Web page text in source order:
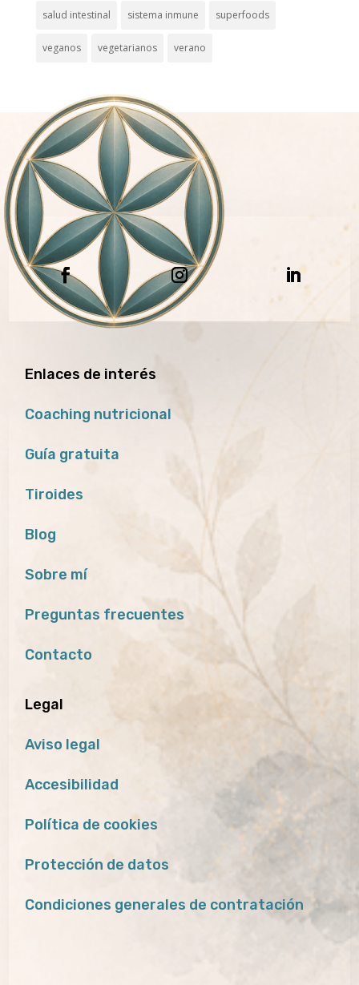
salud intestinal sistema inmune superfoods
veganos vegetarianos verano
Enlaces de interés
Coaching nutricional
Guía gratuita
Tiroides
Blog
Sobre mí
Preguntas frecuentes
Contacto
Legal
Aviso legal
Accesibilidad
Política de cookies
Protección de datos
Condiciones generales de contratación